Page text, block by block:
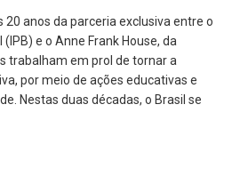
20 anos da parceria exclusiva entre o
e o Anne Frank House, da
trabalham em prol de tornar a
por meio de ações educativas e
Nestas duas décadas, o Brasil se